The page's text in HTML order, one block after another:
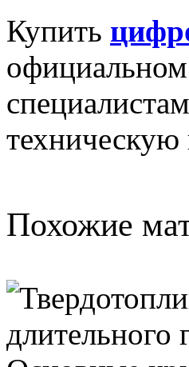
Купить
официальном
техническую
Похожие